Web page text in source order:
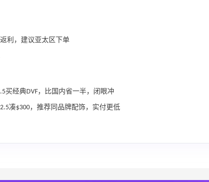
利，建议亚太区下单
买经典DVF，比国内省一半，闭眼冲
凑$300，推荐同品牌配饰，实付更低
促！入手 Dior、
分送好礼
大促！入Lisa
伊索等